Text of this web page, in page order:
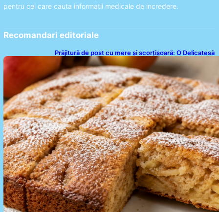
pentru cei care cauta informatii medicale de incredere.
Recomandari editoriale
Prăjitură de post cu mere și scorțișoară: O Delicatesă
Dulce pentru Postul Adormirii Maicii Domnului